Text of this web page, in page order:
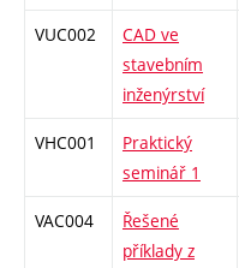
VUC002
CAD ve
stavebním
inženýrství
VHC001
Praktický
seminář 1
VAC004
Řešené
příklady z